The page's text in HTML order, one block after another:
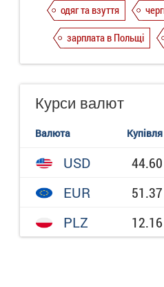
одяг та взуття
зарплата в Польщі
Курси валют
Валюта Купівля
USD 44.60
EUR
51.37
PLZ
12.16